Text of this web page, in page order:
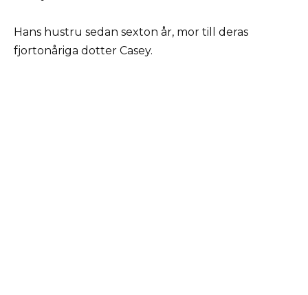
Hans hustru sedan sexton år, mor till deras
fjortonåriga dotter Casey.